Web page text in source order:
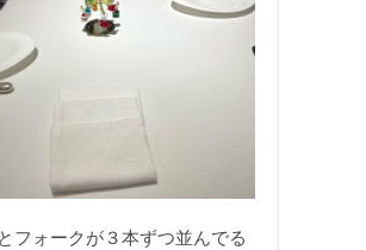
フォークが３本ずつ並んでる